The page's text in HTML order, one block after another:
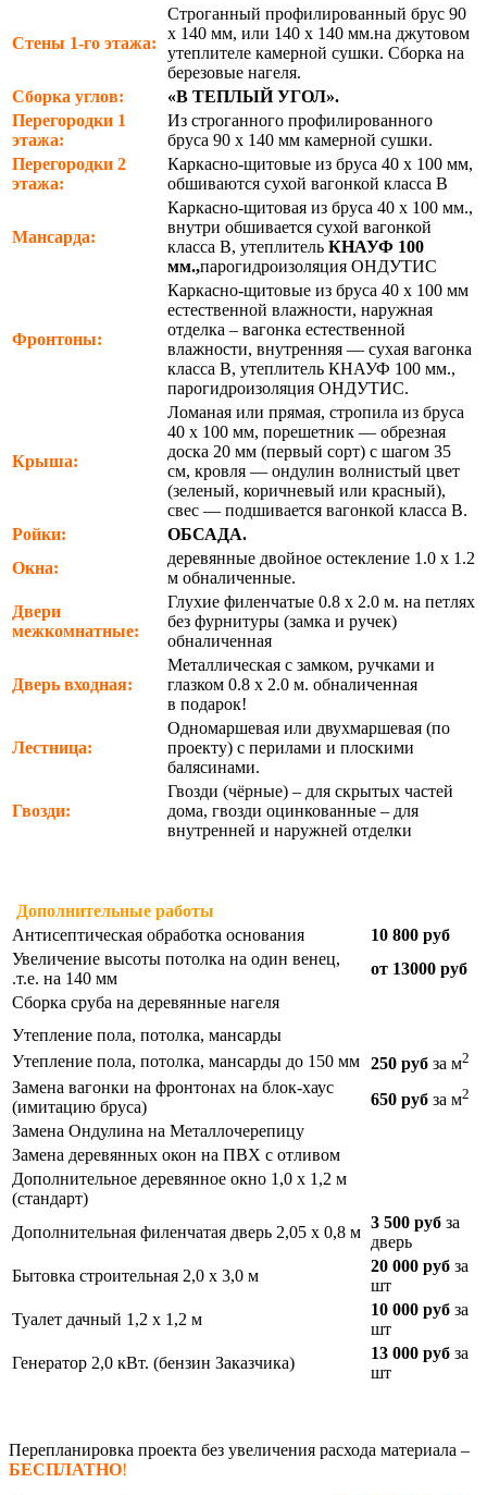
Стены 1-го этажа:
Строганный профилированный брус 90
х 140 мм, или 140 х 140 мм.на джутовом
утеплителе камерной сушки. Сборка на
березовые нагеля.
Сборка углов:
«В ТЕПЛЫЙ УГОЛ».
Перегородки 1
этажа:
Из строганного профилированного
бруса 90 х 140 мм камерной сушки.
Перегородки 2
этажа:
Каркасно-щитовые из бруса 40 х 100 мм,
обшиваются сухой вагонкой класса В
Мансарда:
Каркасно-щитовая из бруса 40 х 100 мм.,
внутри обшивается сухой вагонкой
класса В, утеплитель КНАУФ 100
мм.,парогидроизоляция ОНДУТИС
Фронтоны:
Каркасно-щитовые из бруса 40 х 100 мм
естественной влажности, наружная
отделка – вагонка естественной
влажности, внутренняя — сухая вагонка
класса В, утеплитель КНАУФ 100 мм.,
парогидроизоляция ОНДУТИС.
Крыша:
Ломаная или прямая, стропила из бруса
40 х 100 мм, порешетник — обрезная
доска 20 мм (первый сорт) с шагом 35
см, кровля — ондулин волнистый цвет
(зеленый, коричневый или красный),
свес — подшивается вагонкой класса В.
Ройки:
ОБСАДА.
Окна:
деревянные двойное остекление 1.0 х 1.2
м обналиченные.
Двери
межкомнатные:
Глухие филенчатые 0.8 х 2.0 м. на петлях
без фурнитуры (замка и ручек)
обналиченная
Дверь входная:
Металлическая с замком, ручками и
глазком 0.8 х 2.0 м. обналиченная
в подарок!
Лестница:
Одномаршевая или двухмаршевая (по
проекту) с перилами и плоскими
балясинами.
Гвозди:
Гвозди (чёрные) – для скрытых частей
дома, гвозди оцинкованные – для
внутренней и наружней отделки
Дополнительные работы
Антисептическая обработка основания
10 800 руб
Увеличение высоты потолка на один венец,
.т.е. на 140 мм
от 13000 руб
Сборка сруба на деревянные нагеля
Утепление пола, потолка, мансарды
Утепление пола, потолка, мансарды до 150 мм 250 руб за м2
Замена вагонки на фронтонах на блок-хаус
(имитацию бруса)
650 руб за м2
Замена Ондулина на Металлочерепицу
Замена деревянных окон на ПВХ с отливом
Дополнительное деревянное окно 1,0 х 1,2 м
(стандарт)
Дополнительная филенчатая дверь 2,05 х 0,8 м
3 500 руб за
дверь
Бытовка строительная 2,0 х 3,0 м
20 000 руб за
шт
Туалет дачный 1,2 х 1,2 м
10 000 руб за
шт
Генератор 2,0 кВт. (бензин Заказчика)
13 000 руб за
шт
Перепланировка проекта без увеличения расхода материала –
БЕСПЛАТНО!